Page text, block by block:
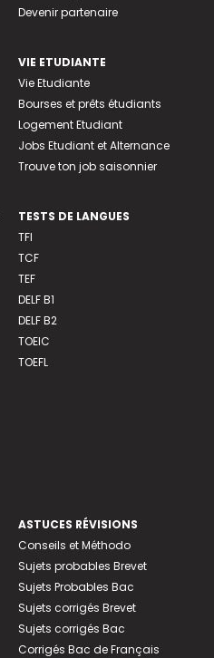
Devenir partenaire
VIE ETUDIANTE
Vie Etudiante
Bourses et prêts étudiants
Logement Etudiant
Jobs Etudiant et Alternance
Trouve ton job saisonnier
TESTS DE LANGUES
TFI
TCF
TEF
DELF B1
DELF B2
TOEIC
TOEFL
ASTUCES RÉVISIONS
Conseils et Méthodo
Sujets probables Brevet
Sujets Probables Bac
Sujets corrigés Brevet
Sujets corrigés Bac
Corrigés Bac de Français